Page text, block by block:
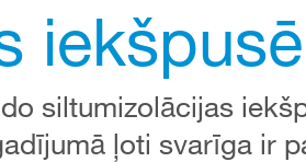
iekšpusē
siltumizolācijas
ļoti svarīga ir